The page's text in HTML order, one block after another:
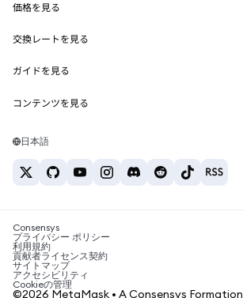
MetaMask Connect
Snaps
Web3サービス
セキュリティ
サポート
キャリア
お問い合わせ
価格を見る
イーサリアムの価格
Solanaの価格
Tetherの価格
交換レートを見る
ETH→USD
USDT→INR
BTC→INR
ETH→USDT
ガイドを見る
ETHの購入
USDTの購入
SHIBの購入
BNBの購入
コンテンツを見る
Solanaウォレット
税制関連ニュース
暗号資産の購入方法は？
ビットコインを売るには？
日本語
Consensys
プライバシー ポリシー
利用規約
貢献者ライセンス契約
サイトマップ
アクセシビリティ
Cookieの管理
©2026 MetaMask • A Consensys Formation